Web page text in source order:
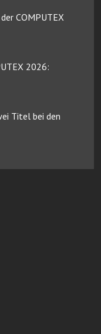
COMPUTEX
2026:
Titel bei den